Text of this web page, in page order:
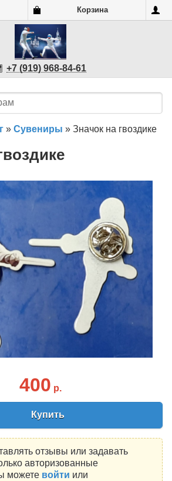
Корзина
+7 (919) 968-84-61
» Сувениры » Значок на гвоздике
400 р.
Купить
отзывы или задавать
авторизованные
можете войти или